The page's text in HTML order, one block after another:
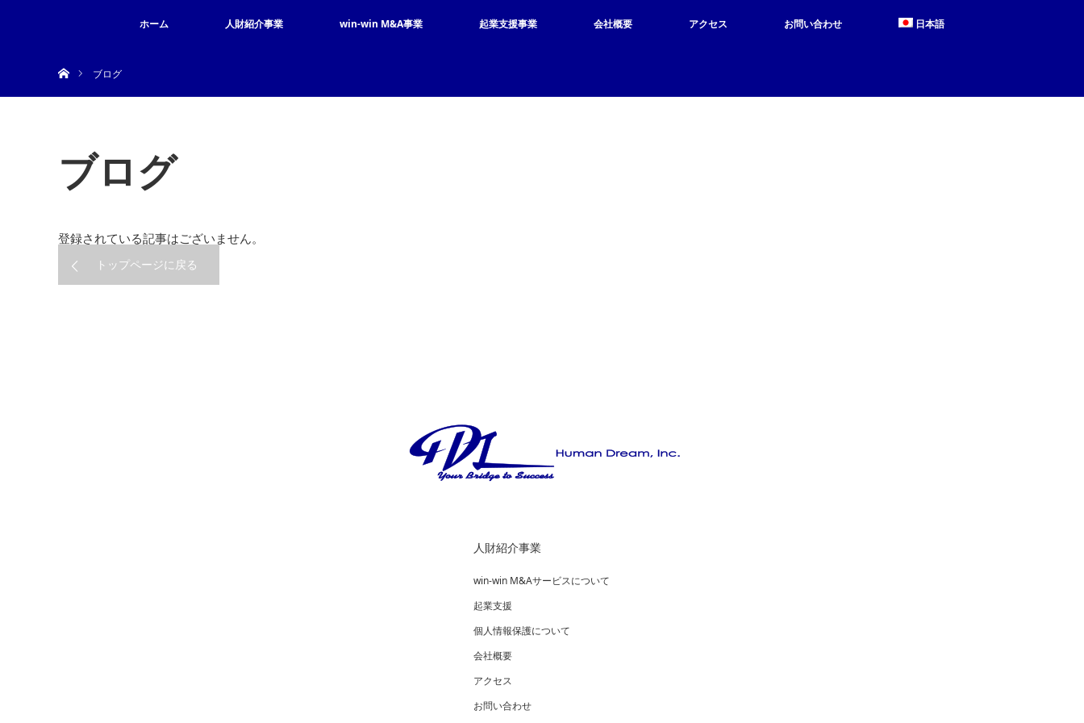
ホーム 人財紹介事業 win-win M&A事業 起業支援事業 会社概要 アクセス お問い合わせ 日本語
ブログ
ブログ
登録されている記事はございません。
トップページに戻る
人財紹介事業
win-win M&Aサービスについて
起業支援
個人情報保護について
会社概要
アクセス
お問い合わせ